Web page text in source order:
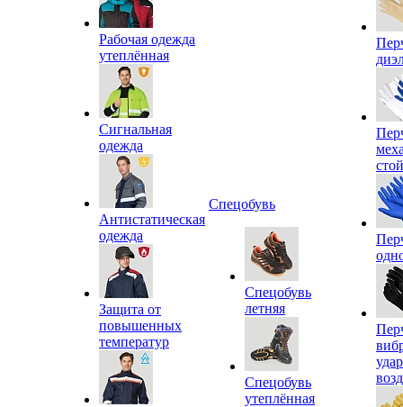
Рабочая одежда
утеплённая
Сигнальная
одежда
Антистатическая
одежда
Защита от
повышенных
температур
Спецобувь
Спецобувь
летняя
Спецобувь
утеплённая